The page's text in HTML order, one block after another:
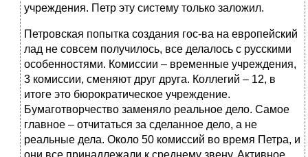
учреждения. Петр эту систему только заложил.
Петровская попытка создания гос-ва на европейский
лад не совсем получилось, все делалось с русскими
особенностями. Комиссии – временные учреждения,
3 комиссии, сменяют друг друга. Коллегий – 12, в
итоге это бюрократическое учреждение.
Бумаготворчество заменяло реальное дело. Самое
главное – отчитаться за сделанное дело, а не
реальные дела. Около 50 комиссий во время Петра, и